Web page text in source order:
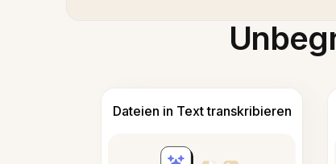
Dateien in Text transkribieren